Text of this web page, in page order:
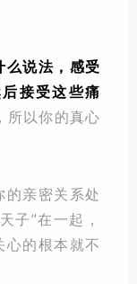
么说法，感受
接受这些痛
所以你的真心
亲密关系处
子”在一起，
心的根本就不